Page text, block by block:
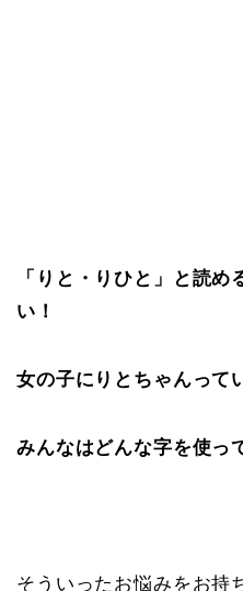
「りと・りひと」と読
い！
女の子にりとちゃんって
みんなはどんな字を使っ
そういったお悩みをお持